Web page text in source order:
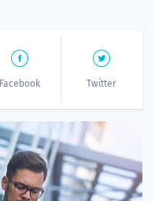
Facebook Twitter